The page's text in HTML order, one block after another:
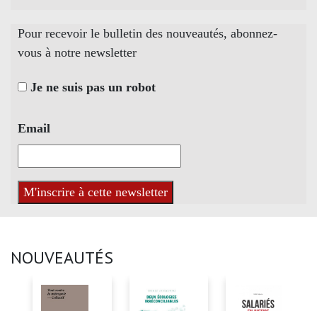
Pour recevoir le bulletin des nouveautés, abonnez-
vous à notre newsletter
Je ne suis pas un robot
Email
NOUVEAUTÉS